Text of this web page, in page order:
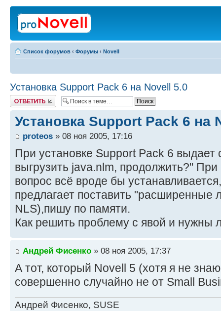
Список форумов ‹ Форумы ‹ Novell
Установка Support Pack 6 на Novell 5.0
Ответить
Установка Support Pack 6 на
proteos » 08 ноя 2005, 17:16
При установке Support Pack 6
выгрузить java.nlm, продолжить?"
вопрос всё вроде бы
предлагает поставить "расширенные
NLS),пишу по памяти.
Как решить проблему с явой и нужны
Андрей Фисенко » 08 ноя 2005, 17:37
А тот, который Novell 5 (хотя я не
совершенно случайно не от Small
Андрей Фисенко, SUSE